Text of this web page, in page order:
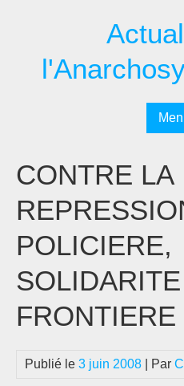
CONTRE LA
POLICIERE,
FRONTIERE
Publié le 3 juin 2008 | Par